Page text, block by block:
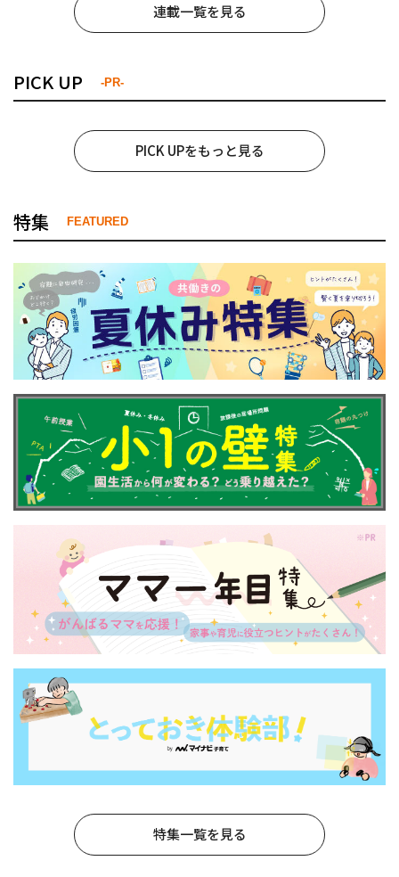
連載一覧を見る
PICK UP -PR-
PICK UPをもっと見る
特集 FEATURED
特集一覧を見る